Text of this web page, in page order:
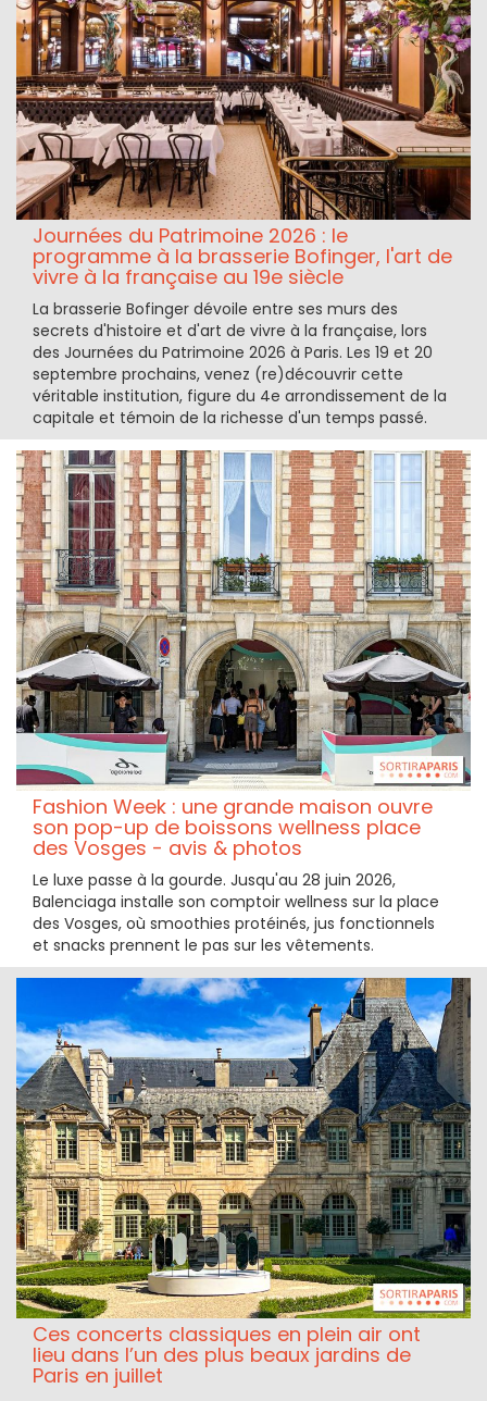
Journées du Patrimoine 2026 : le
programme à la brasserie Bofinger, l'art de
vivre à la française au 19e siècle
La brasserie Bofinger dévoile entre ses murs des
secrets d'histoire et d'art de vivre à la française, lors
des Journées du Patrimoine 2026 à Paris. Les 19 et 20
septembre prochains, venez (re)découvrir cette
véritable institution, figure du 4e arrondissement de la
capitale et témoin de la richesse d'un temps passé.
Fashion Week : une grande maison ouvre
son pop-up de boissons wellness place
des Vosges - avis & photos
Le luxe passe à la gourde. Jusqu'au 28 juin 2026,
Balenciaga installe son comptoir wellness sur la place
des Vosges, où smoothies protéinés, jus fonctionnels
et snacks prennent le pas sur les vêtements.
Ces concerts classiques en plein air ont
lieu dans l’un des plus beaux jardins de
Paris en juillet